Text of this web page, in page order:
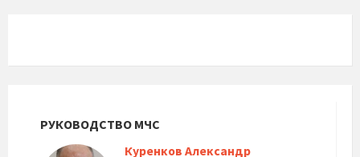
РУКОВОДСТВО МЧС
Куренков Александр